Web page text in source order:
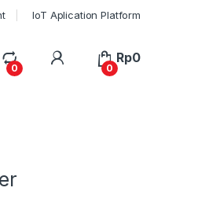
IoT Aplication Platform
0
My Account
0
Rp0